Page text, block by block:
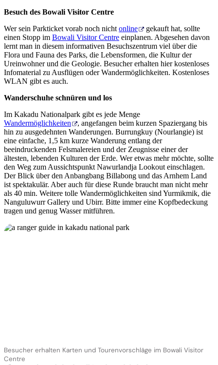
Besuch des Bowali Visitor Centre
Wer sein Parkticket vorab noch nicht online
gekauft hat, sollte
einen Stopp im Bowali Visitor Centre einplanen. Abgesehen davon
lernt man in diesem informativen Besuchszentrum viel über die
Flora und Fauna des Parks, die Lebensformen, die Kultur der
Ureinwohner und die Geologie. Besucher erhalten hier kostenloses
Infomaterial zu Ausflügen oder Wandermöglichkeiten. Kostenloses
WLAN gibt es auch.
Wanderschuhe schnüren und los
Im Kakadu Nationalpark gibt es jede Menge
Wandermöglichkeiten
, angefangen beim kurzen Spaziergang bis
hin zu ausgedehnten Wanderungen. Burrungkuy (Nourlangie) ist
eine einfache, 1,5 km kurze Wanderung entlang der
beeindruckenden Felsmalereien und der Zeugnisse einer der
ältesten, lebenden Kulturen der Erde. Wer etwas mehr möchte, sollte
den Weg zum Aussichtspunkt Nawurlandja Lookout einschlagen.
Der Blick über den Anbangbang Billabong und das Arnhem Land
ist spektakulär. Aber auch für diese Runde braucht man nicht mehr
als 40 min. Weitere tolle Wandermöglichkeiten sind Yurmikmik, die
Nanguluwurr Gallery und Ubirr. Bitte immer eine Kopfbedeckung
tragen und genug Wasser mitführen.
Besucher erhalten Karten und Tourenvorschläge im Bowali Visitor
Centre